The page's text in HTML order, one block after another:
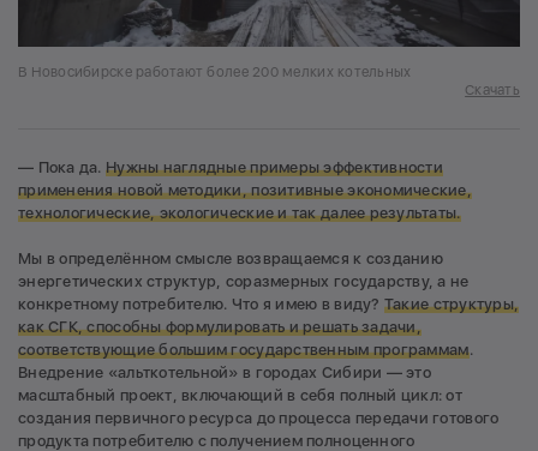
В Новосибирске работают более 200 мелких котельных
Скачать
— Пока да. Нужны наглядные примеры эффективности
применения новой методики, позитивные экономические,
технологические, экологические и так далее результаты.
Мы в определённом смысле возвращаемся к созданию
энергетических структур, соразмерных государству, а не
конкретному потребителю. Что я имею в виду? Такие структуры,
как СГК, способны формулировать и решать задачи,
соответствующие большим государственным программам.
Внедрение «альткотельной» в городах Сибири — это
масштабный проект, включающий в себя полный цикл: от
создания первичного ресурса до процесса передачи готового
продукта потребителю с получением полноценного